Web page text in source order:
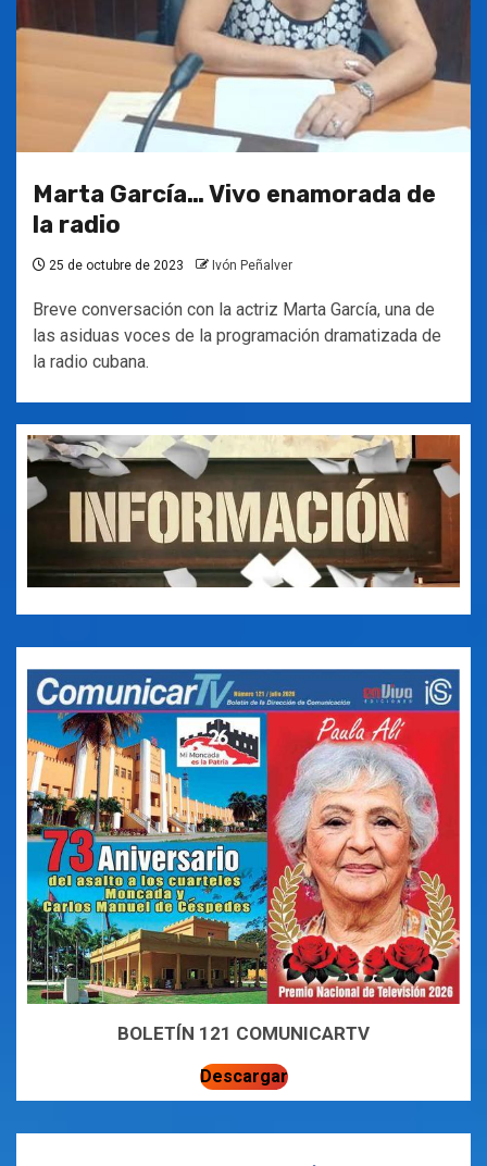
Marta García… Vivo enamorada de
la radio
25 de octubre de 2023 Ivón Peñalver
Breve conversación con la actriz Marta García, una de
las asiduas voces de la programación dramatizada de
la radio cubana.
BOLETÍN 121 COMUNICARTV
Descargar